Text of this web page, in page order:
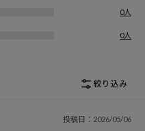
0人
0人
絞り込み
投稿日：2026/05/06